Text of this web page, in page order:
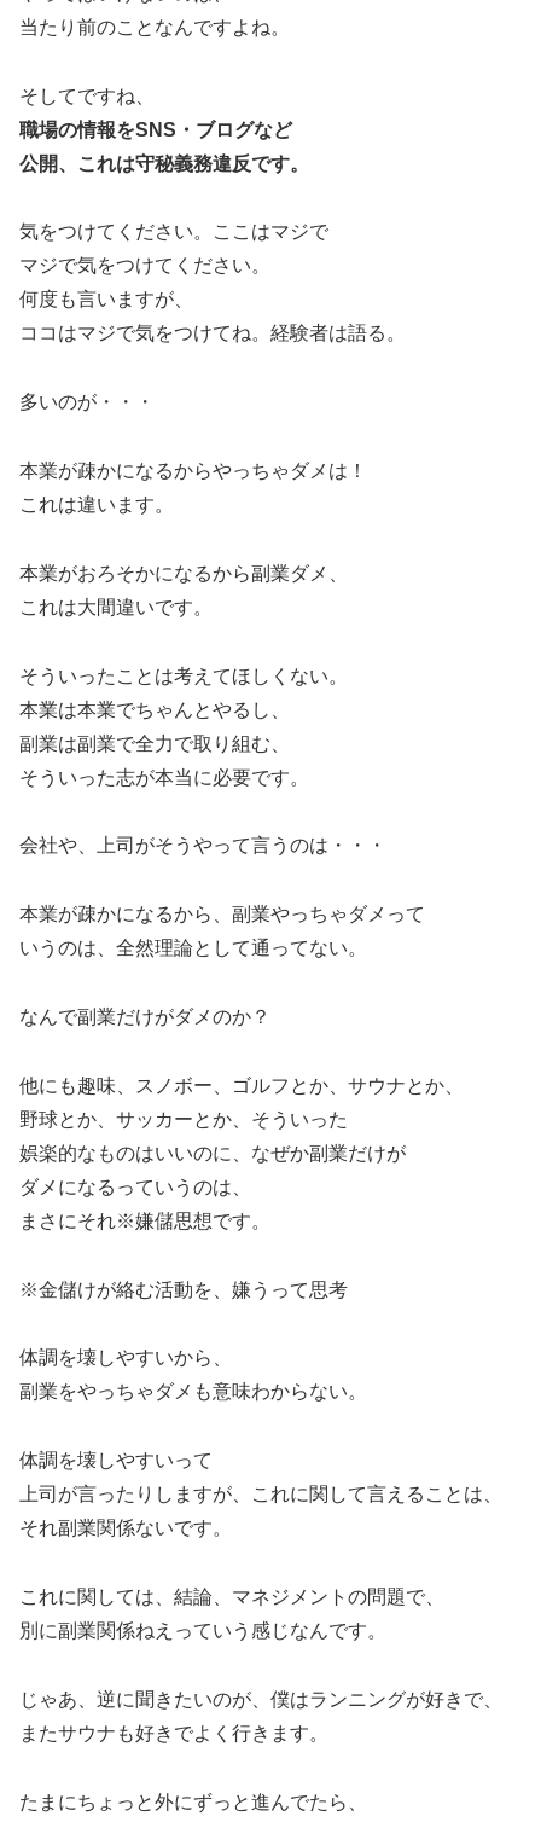
当たり前のことなんですよね。
そしてですね、
職場の情報をSNS・ブログなど
公開、これは守秘義務違反です。
気をつけてください。ここはマジで
マジで気をつけてください。
何度も言いますが、
ココはマジで気をつけてね。経験者は語る。
多いのが・・・
本業が疎かになるからやっちゃダメは！
これは違います。
本業がおろそかになるから副業ダメ、
これは大間違いです。
そういったことは考えてほしくない。
本業は本業でちゃんとやるし、
副業は副業で全力で取り組む、
そういった志が本当に必要です。
会社や、上司がそうやって言うのは・・・
本業が疎かになるから、副業やっちゃダメって
いうのは、全然理論として通ってない。
なんで副業だけがダメのか？
他にも趣味、スノボー、ゴルフとか、サウナとか、
野球とか、サッカーとか、そういった
娯楽的なものはいいのに、なぜか副業だけが
ダメになるっていうのは、
まさにそれ※嫌儲思想です。
※金儲けが絡む活動を、嫌うって思考
体調を壊しやすいから、
副業をやっちゃダメも意味わからない。
体調を壊しやすいって
上司が言ったりしますが、これに関して言えることは、
それ副業関係ないです。
これに関しては、結論、マネジメントの問題で、
別に副業関係ねえっていう感じなんです。
じゃあ、逆に聞きたいのが、僕はランニングが好きで、
またサウナも好きでよく行きます。
たまにちょっと外にずっと進んでたら、